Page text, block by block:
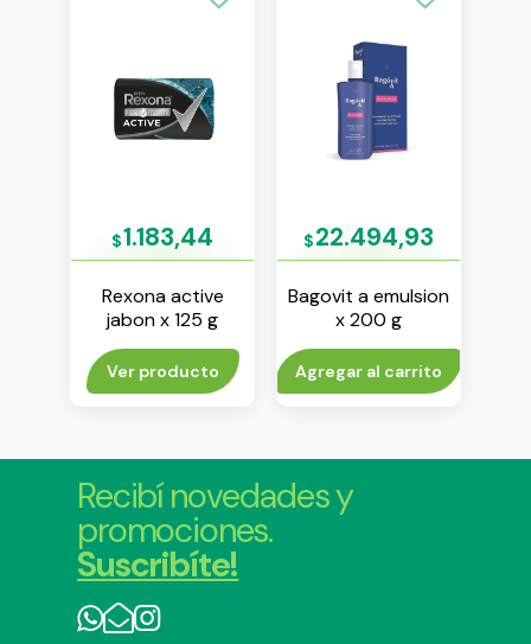
$1.183,44
Rexona active
jabon x 125 g
Ver producto
$22.494,93
Bagovit a emulsion
x 200 g
Agregar al carrito
Recibí novedades y
promociones.
Suscribíte!